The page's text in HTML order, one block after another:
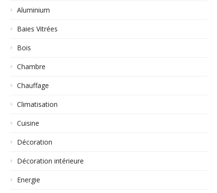
Aluminium
Baies Vitrées
Bois
Chambre
Chauffage
Climatisation
Cuisine
Décoration
Décoration intérieure
Energie